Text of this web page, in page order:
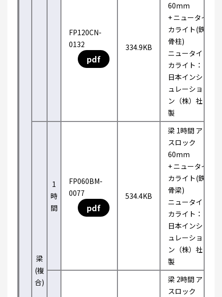
FP120CN-
0132
pdf
334.9KB
60mm
+ ニュータイ
カライト(鉄
骨柱)
ニュータイ
カライト：
日本インシ
ュレーショ
ン（株）社
製
梁
(複
合)
1
時
間
FP060BM-
0077
pdf
534.4KB
梁 1時間 ア
スロック
60mm
+ ニュータイ
カライト(鉄
骨梁)
ニュータイ
カライト：
日本インシ
ュレーショ
ン（株）社
製
梁 2時間 ア
スロック